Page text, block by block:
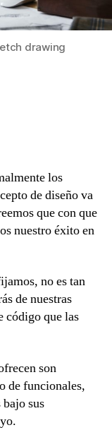
drawing
los
de diseño va
que con que
nuestro éxito en
no es tan
de nuestras
código que las
son
de funcionales,
sus